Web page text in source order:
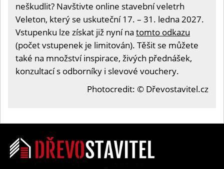
neškudlit? Navštivte online stavební veletrh
Veleton, který se uskuteční 17. – 31. ledna 2027.
Vstupenku lze získat již nyní na tomto odkazu
(počet vstupenek je limitován). Těšit se můžete
také na množství inspirace, živých přednášek,
konzultací s odborníky i slevové vouchery.
Photocredit: © Dřevostavitel.cz